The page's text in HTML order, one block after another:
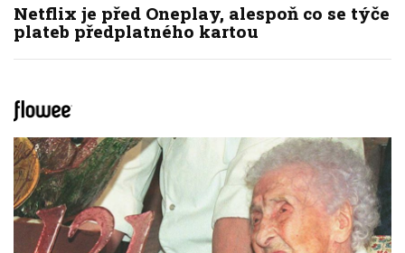
Netflix je před Oneplay, alespoň co se týče
plateb předplatného kartou